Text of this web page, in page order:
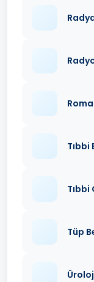
Tıbbi
Tıbbi
Tüp